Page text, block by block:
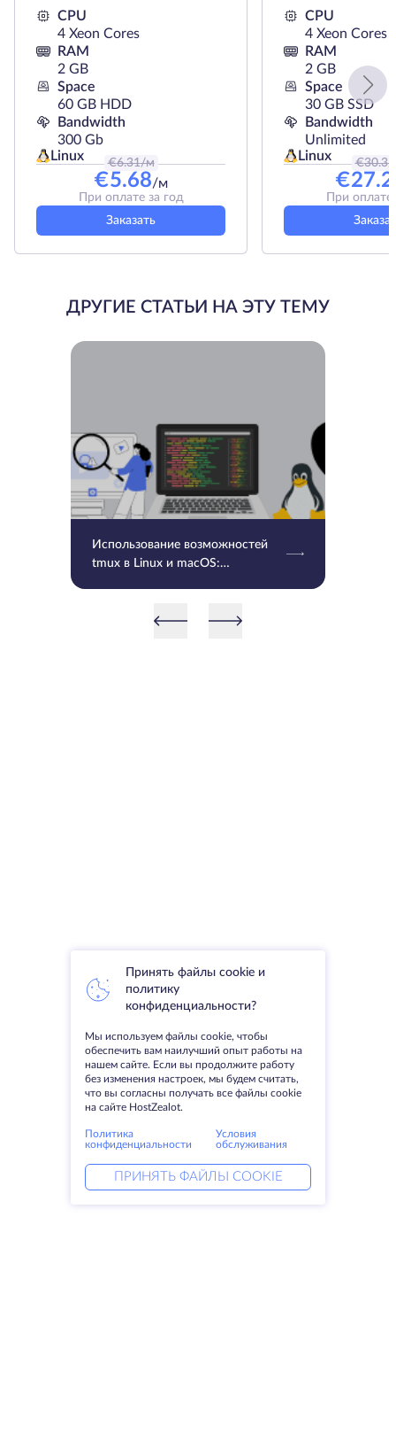
CPU
4 Xeon Cores
RAM
2 GB
Space
60 GB HDD
Bandwidth
300 Gb
Linux
€6.31/м
€5.68/м
При оплате за год
Заказать
CPU
4 Xeon Cores
RAM
2 GB
Space
30 GB SSD
Bandwidth
Unlimited
Linux
€30.3/
€
При оплате
ДРУГИЕ СТАТЬИ НА ЭТУ ТЕМУ
Использование возможностей
tmux в Linux и macOS:
Принять файлы cookie и
политику
конфиденциальности?
Мы используем файлы cookie, чтобы
обеспечить вам наилучший опыт работы на
нашем сайте. Если вы продолжите работу
без изменения настроек, мы будем считать,
что вы согласны получать все файлы cookie
на сайте HostZealot.
Политика
конфиденциальности
Условия
обслуживания
ПРИНЯТЬ ФАЙЛЫ COOKIE